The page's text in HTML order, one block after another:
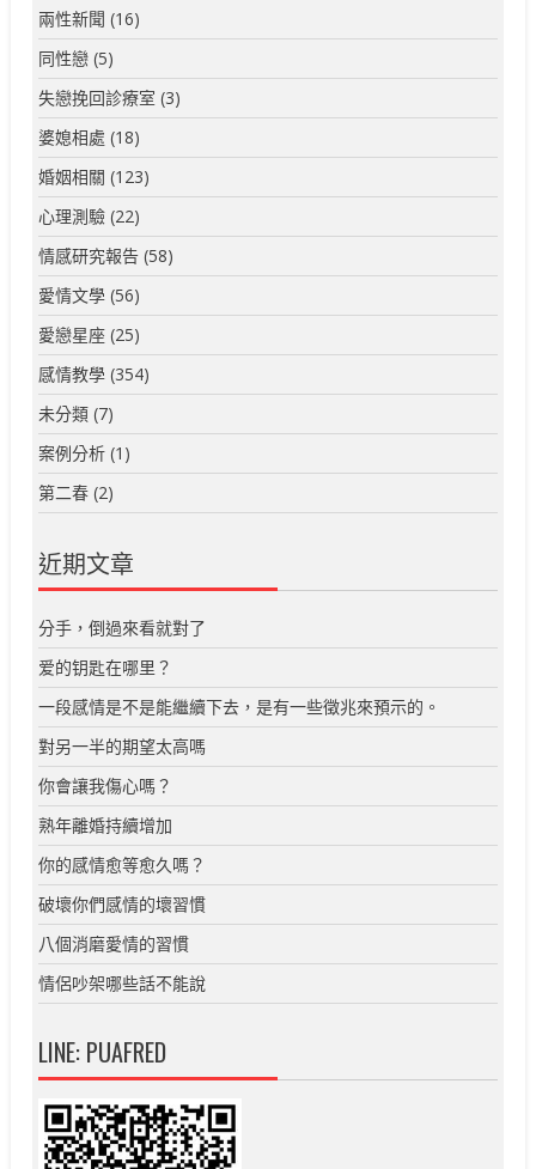
兩性新聞 (16)
同性戀 (5)
失戀挽回診療室 (3)
婆媳相處 (18)
婚姻相關 (123)
心理測驗 (22)
情感研究報告 (58)
愛情文學 (56)
愛戀星座 (25)
感情教學 (354)
未分類 (7)
案例分析 (1)
第二春 (2)
近期文章
分手，倒過來看就對了
爱的钥匙在哪里？
一段感情是不是能繼續下去，是有一些徵兆來預示的。
對另一半的期望太高嗎
你會讓我傷心嗎？
熟年離婚持續增加
你的感情愈等愈久嗎？
破壞你們感情的壞習慣
八個消磨愛情的習慣
情侶吵架哪些話不能說
LINE: PUAFRED